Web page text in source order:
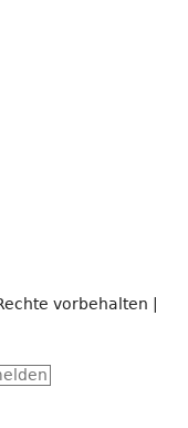
vorbehalten |